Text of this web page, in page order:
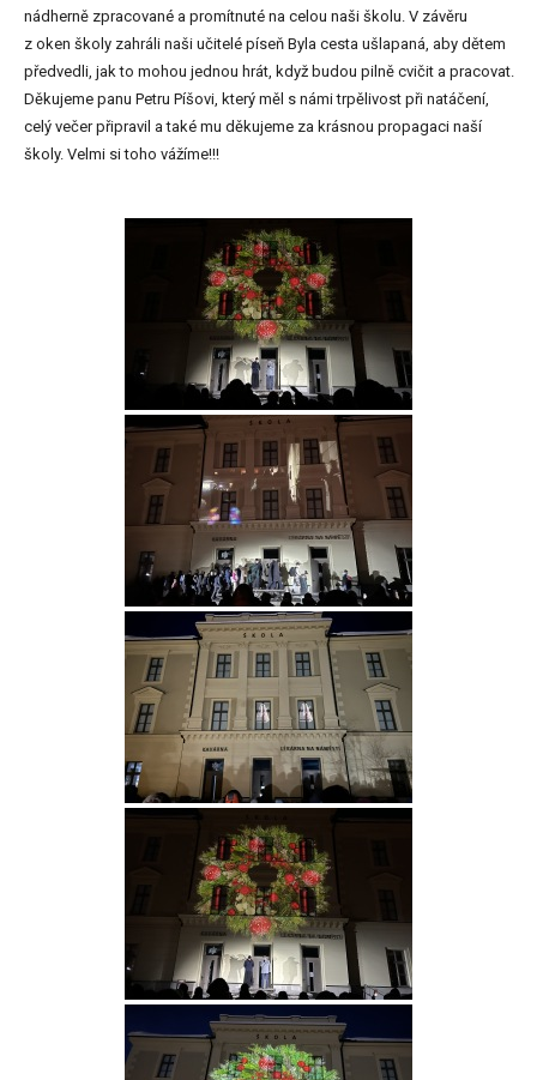
nádherně zpracované a promítnuté na celou naši školu. V závěru
z oken školy zahráli naši učitelé píseň Byla cesta ušlapaná, aby dětem
předvedli, jak to mohou jednou hrát, když budou pilně cvičit a pracovat.
Děkujeme panu Petru Píšovi, který měl s námi trpělivost při natáčení,
celý večer připravil a také mu děkujeme za krásnou propagaci naší
školy. Velmi si toho vážíme!!!